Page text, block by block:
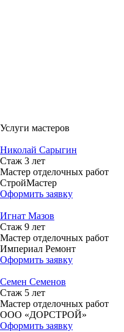
Услуги мастеров
Николай Сарыгин
Стаж 3 лет
Мастер отделочных работ
СтройМастер
Оформить заявку
Игнат Мазов
Стаж 9 лет
Мастер отделочных работ
Империал Ремонт
Оформить заявку
Семен Семенов
Стаж 5 лет
Мастер отделочных работ
ООО «ДОРСТРОЙ»
Оформить заявку